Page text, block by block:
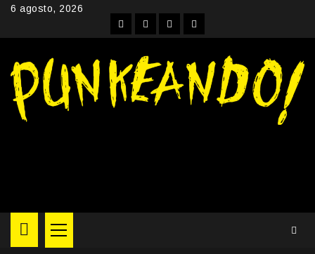
Skip6 agosto, 2026
FacebookInstagram
YouTubeTwitter
Primary
Menu